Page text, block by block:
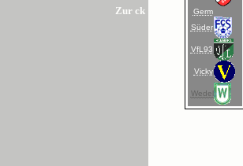
Zur ck
Germ
Süder
VfL93
Vicky
Wedel